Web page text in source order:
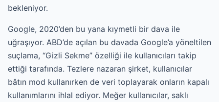
bekleniyor.
Google, 2020’den bu yana kıymetli bir dava ile
uğraşıyor. ABD’de açılan bu davada Google’a yöneltilen
suçlama, “Gizli Sekme” özelliği ile kullanıcıları takip
ettiği tarafında. Tezlere nazaran şirket, kullanıcılar
bâtın mod kullanırken de veri toplayarak onların kapalı
kullanımlarını ihlal ediyor. Meğer kullanıcılar, saklı